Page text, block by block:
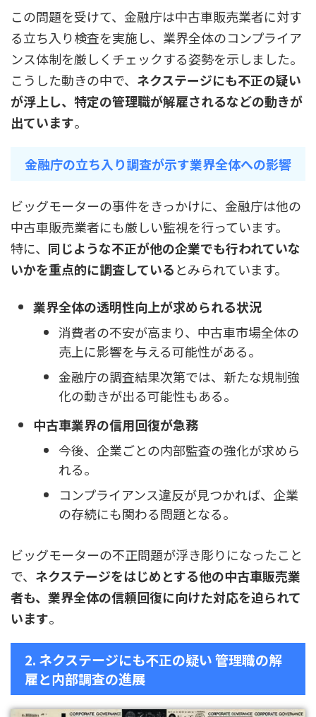
この問題を受けて、金融庁は中古車販売業者に対す
る立ち入り検査を実施し、業界全体のコンプライア
ンス体制を厳しくチェックする姿勢を示しました。
こうした動きの中で、 ネクステージにも不正の疑い
が浮上し、特定の管理職が解雇されるなどの動きが
出ています。
金融庁の立ち入り調査が示す業界全体への影響
ビッグモーターの事件をきっかけに、金融庁は他の
中古車販売業者にも厳しい監視を行っています。
特に、 同じような不正が他の企業でも行われていな
いかを重点的に調査しているとみられています。
業界全体の透明性向上が求められる状況
消費者の不安が高まり、中古車市場全体の
売上に影響を与える可能性がある。
金融庁の調査結果次第では、新たな規制強
化の動きが出る可能性もある。
中古車業界の信用回復が急務
今後、企業ごとの内部監査の強化が求めら
れる。
コンプライアンス違反が見つかれば、企業
の存続にも関わる問題となる。
ビッグモーターの不正問題が浮き彫りになったこと
で、 ネクステージをはじめとする他の中古車販売業
者も、業界全体の信頼回復に向けた対応を迫られて
います。
2. ネクステージにも不正の疑い 管理職の解
雇と内部調査の進展